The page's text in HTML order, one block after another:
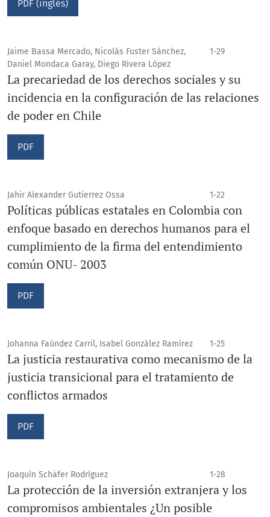
PDF (inglés)
Jaime Bassa Mercado, Nicolás Fuster Sánchez,
Daniel Mondaca Garay, Diego Rivera López
1-29
La precariedad de los derechos sociales y su
incidencia en la configuración de las relaciones
de poder en Chile
PDF
Jahir Alexander Gutierrez Ossa 1-22
Políticas públicas estatales en Colombia con
enfoque basado en derechos humanos para el
cumplimiento de la firma del entendimiento
común ONU- 2003
PDF
Johanna Faúndez Carril, Isabel González Ramírez 1-25
La justicia restaurativa como mecanismo de la
justicia transicional para el tratamiento de
conflictos armados
PDF
Joaquín Schäfer Rodríguez 1-28
La protección de la inversión extranjera y los
compromisos ambientales ¿Un posible